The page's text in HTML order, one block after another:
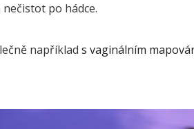
po hádce.
například s vaginálním